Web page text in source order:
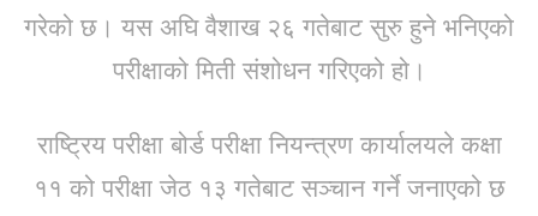
गरेको छ। यस अघि वैशाख २६ गतेबाट सुरु हुने भनिएको
परीक्षाको मिती संशोधन गरिएको हो।
राष्ट्रिय परीक्षा बोर्ड परीक्षा नियन्त्रण कार्यालयले कक्षा
११ को परीक्षा जेठ १३ गतेबाट सञ्चान गर्ने जनाएको छ